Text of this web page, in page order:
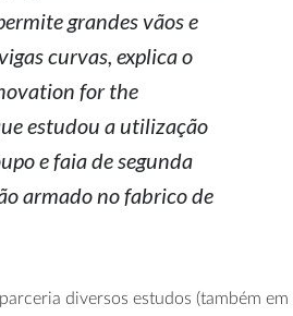
grandes vãos e
curvas, explica o
for the
estudou a utilização
e faia de segunda
armado no fabrico de
diversos estudos (também